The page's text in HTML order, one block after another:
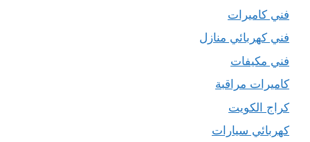
فني كاميرات
فني كهربائي منازل
فني مكيفات
كاميرات مراقبة
كراج الكويت
كهربائي سيارات